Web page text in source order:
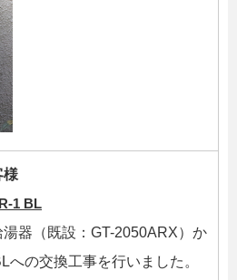
様
1 BL
器（既設：GT-2050ARX）か
への交換工事を行いました。